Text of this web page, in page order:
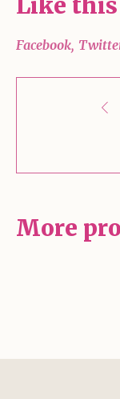
Like this
Facebook
More